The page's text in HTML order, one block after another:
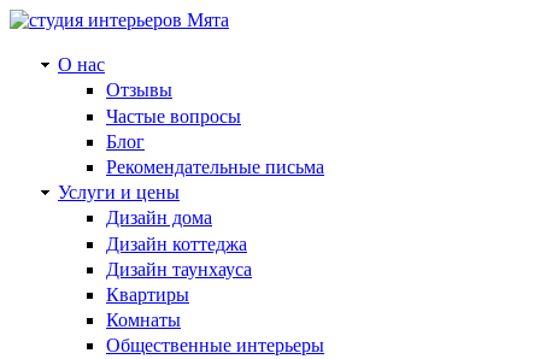
О нас
Отзывы
Частые вопросы
Блог
Рекомендательные письма
Услуги и цены
Дизайн дома
Дизайн коттеджа
Дизайн таунхауса
Квартиры
Комнаты
Общественные интерьеры